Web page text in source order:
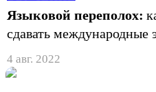
Языковой переполох:
сдавать международные
4 авг. 2022